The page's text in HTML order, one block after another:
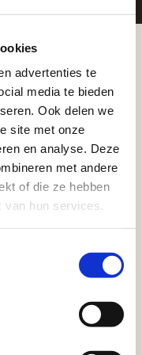
advertenties te
media te bieden
Ook delen we
site met onze
en analyse. Deze
met andere
of die ze hebben
van hun services.
geschikte partner
tuin- en
leverancier van
assortiment
meer over de
tijdens de
hanteren tijdens
op
voor de
is het fijn